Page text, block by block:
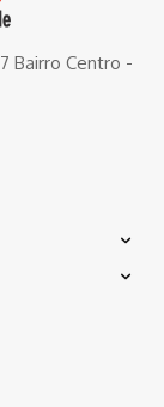
Bairro Centro -